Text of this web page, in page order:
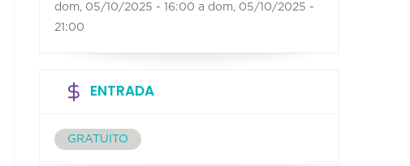
dom, 05/10/2025 - 16:00 a dom, 05/10/2025 -
21:00
ENTRADA
GRATUITO